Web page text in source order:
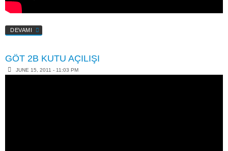
DEVAMI
GÖT 2B KUTU AÇILIŞI
JUNE 15, 2011 - 11:03 PM